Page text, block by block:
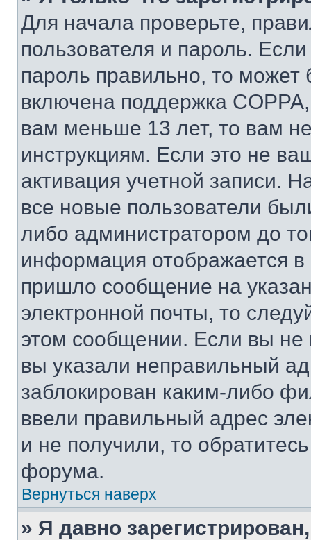
Для начала проверьте,
пользователя и пароль.
пароль правильно, то может
включена поддержка
вам меньше 13 лет, то вам
инструкциям. Если это не
активация учетной записи.
все новые пользователи
либо администратором до
информация отображается
пришло сообщение на
электронной почты, то
этом сообщении. Если вы
вы указали неправильный
заблокирован каким-либо
ввели правильный адрес
и не получили, то
форума.
Вернуться наверх
» Я давно